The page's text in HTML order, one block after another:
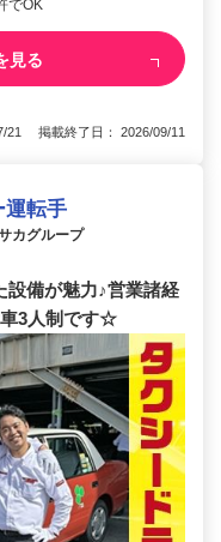
でOK
見る
21 掲載終了日： 2026/09/11
運転手
カグループ
設備が魅力♪営業諸経
3人制です☆